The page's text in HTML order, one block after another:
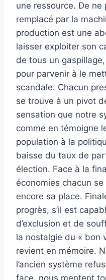
une ressource. De ne
remplacé par la
production est une
laisser exploiter son
de tous un
pour parvenir à le
scandale. Chacun
se trouve à un pivot
sensation que notre
comme en témoigne
population à la
baisse du taux de
élection. Face à la
économies chacun se
encore sa place.
progrès, s’il est
d’exclusion et de
la nostalgie du « bon
revient en mémoire.
l’ancien système